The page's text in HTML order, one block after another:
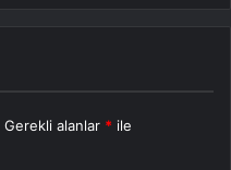
Gerekli alanlar * ile